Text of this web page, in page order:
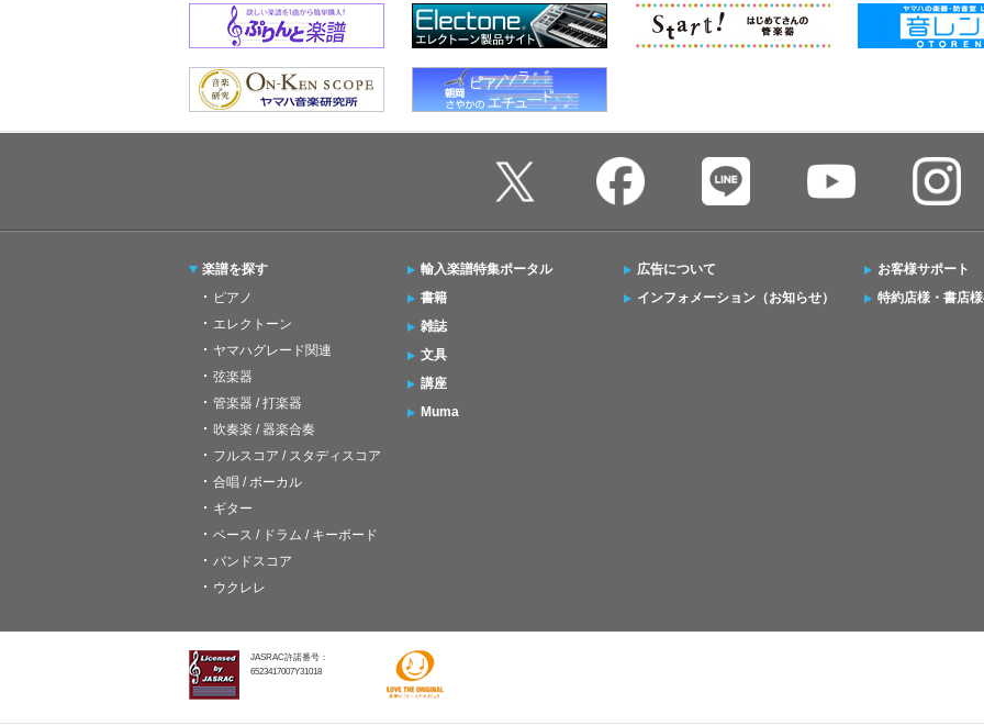
楽譜を探す
ピアノ
エレクトーン
ヤマハグレード関連
弦楽器
管楽器 / 打楽器
吹奏楽 / 器楽合奏
フルスコア / スタディスコア
合唱 / ボーカル
ギター
ベース / ドラム / キーボード
バンドスコア
ウクレレ
輸入楽譜特集ポータル
書籍
雑誌
文具
講座
Muma
広告について
インフォメーション（お知らせ）
お客様サポート
特約店様・書店
JASRAC許諾番号：
6523417007Y31018